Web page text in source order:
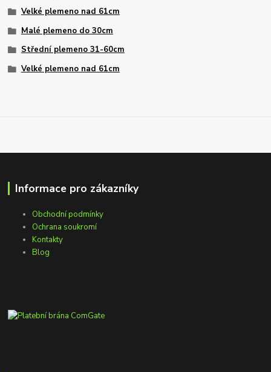
Velké plemeno nad 61cm
Malé plemeno do 30cm
Střední plemeno 31-60cm
Velké plemeno nad 61cm
Informace pro zákazníky
Obchodní podmínky
Ochrana soukromí
Kontakty
Blog